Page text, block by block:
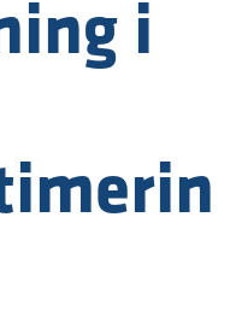
i